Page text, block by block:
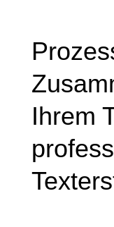
Ihrem